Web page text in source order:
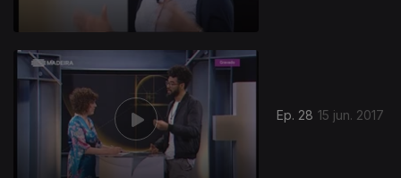
Ep. 28 15 jun. 2017